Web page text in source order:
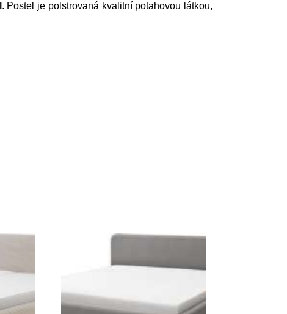
. Postel je polstrovaná kvalitní potahovou látkou,